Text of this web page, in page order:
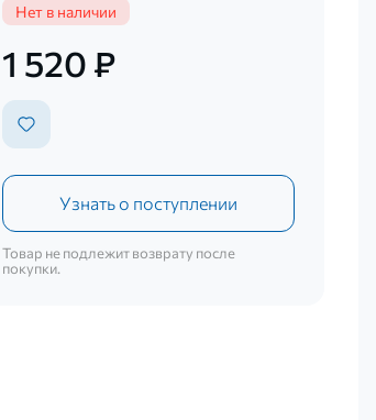
Нет в наличии
1 520 ₽
Узнать о поступлении
Товар не подлежит возврату после
покупки.